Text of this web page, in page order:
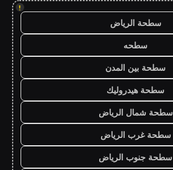
!
سطحة الرياض
سطحه
سطحة بين المدن
سطحة هيدروليك
سطحة شمال الرياض
سطحة غرب الرياض
سطحة جنوب الرياض